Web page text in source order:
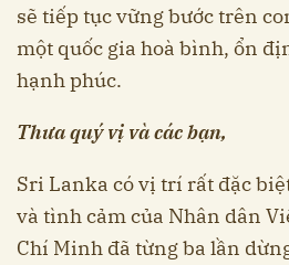
sẽ tiếp tục vững bước trên
một quốc gia hoà bình, ổn
hạnh phúc.
Thưa quý vị và các bạn,
Sri Lanka có vị trí rất đặc
và tình cảm của Nhân dân
Chí Minh đã từng ba lần